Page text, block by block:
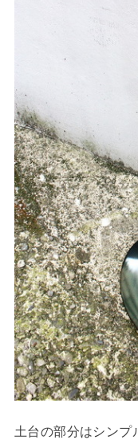
土台の部分はシンプ